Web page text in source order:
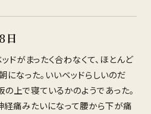
日
ドがまったく合わなくて、ほとんど
になった。いいベッドらしいのだ
の上で寝ているかのようであった。
痛みたいになって腰から下が痛